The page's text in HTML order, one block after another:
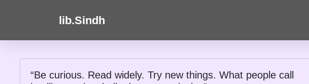
lib.Sindh
“Be curious. Read widely. Try new things. What people call